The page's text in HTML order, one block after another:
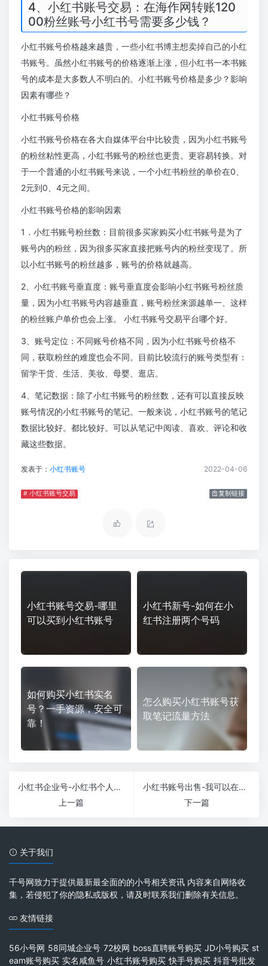
4、小红书账号交易：在海作网转账120
00粉丝账号小红书号需要多少钱？
小红书账号价格越来越贵，一些小红书博主想卖掉自己的小红
书账号。虽然小红书账号的价格逐渐上涨，但小红书一本书账
号的成本是大多数人不明白的。小红书账号价格是多少？影响
因素有哪些？
小红书账号价格
小红书账号价格在各大自媒体平台中比较贵，因为小红书账号
的粉丝粘性更高，小红书账号的粉丝也更贵。更容易转换。对
于一个普通的小红书账号来说，一个小红书粉丝的单价在0、
2元到0、4元之间。
小红书账号价格的影响因素
1．小红书账号粉丝数：目前很多买家购买小红书账号是为了
账号内的粉丝，因为很多买家直接把账号内的粉丝变现了。所
以小红书账号的粉丝越多，账号的价格就越高。
2、小红书账号垂直度：账号垂直度会影响小红书账号粉丝质
量，因为小红书账号内容越垂直，账号粉丝来源越单一、这样
的粉丝账户单价也会上涨。 小红书账号交易平台哪个好。
3、账号定位：不同账号价格不同，因为小红书账号价格不
同，获取粉丝的难度也会不同。目前比较流行的账号类型有：
留学干货、生活、美妆、母婴、逛店。
4、笔记数据：除了小红书账号的粉丝数，还有可以直接反映
账号情况的小红书账号的笔记。一般来说，小红书账号的笔记
数据比较好。都比较好。可以从笔记中阅读、喜欢、评论和收
藏这些数据。
发表于： 小红书账号 2022-04-06
# 小红书账号交易 复制链接
小红书账号交易-哪里
可以买到小红书账号
小红书新号-如何在小
红书注册两个号码
如何购买小红书实名
号？一手资源，安全可
靠！
怎么购买小红书账号获
取笔记流量方法
小红书企业号-小红书个人账户和企业账户有什么区别？如何选择？
上一篇
小红书账号出售-我可以在哪个平台购买小红书账号？
下一篇
关于我们
千号网致力于提供最新最全面的的小号相关资讯 内容来自网络收
集，若侵犯了你的隐私或版权，请及时联系我们删除有关信息。
友情链接
56小号网 58同城企业号 72校网 boss直聘账号购买 JD小号购买 st
eam账号购买 实名咸鱼号 小红书账号购买 快手号购买 抖音号批发